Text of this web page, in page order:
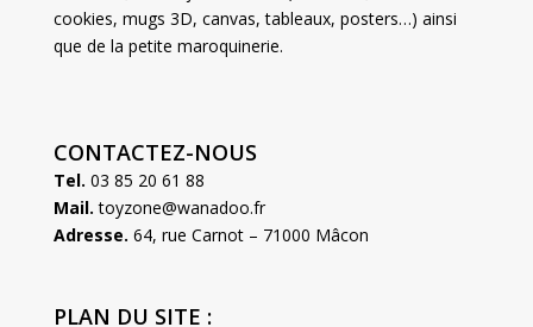
cookies, mugs 3D, canvas, tableaux, posters…) ainsi
que de la petite maroquinerie.
CONTACTEZ-NOUS
Tel. 03 85 20 61 88
Mail. toyzone@wanadoo.fr
Adresse. 64, rue Carnot – 71000 Mâcon
PLAN DU SITE :